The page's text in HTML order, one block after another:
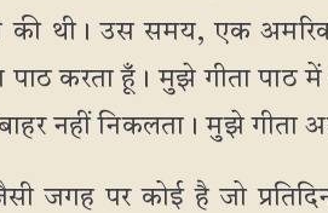
की थी। उस समय, एक
पाठ करता हूँ। मुझे गीता
नहीं निकलता। मुझे गीता
जगह पर कोई है जो